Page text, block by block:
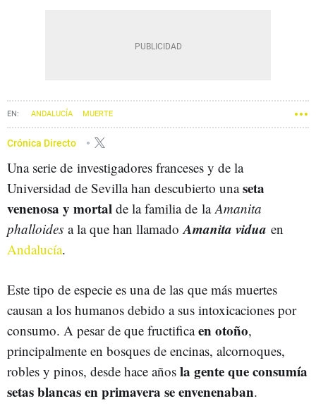
ANDALUCÍA MUERTE
Crónica Directo
Una serie de investigadores franceses y de la
Universidad de Sevilla han descubierto unaseta
venenosa y mortal de la familia de laAmanita
phalloides a la que han llamado Amanita vidua en
Andalucía.
Este tipo de especie es una de las que más muertes
causan a los humanos debido a sus intoxicaciones por
consumo. A pesar de que fructificaenotoño,
principalmente en bosques de encinas, alcornoques,
robles y pinos, desde hace años la gente que consumía
setas blancas en primavera se envenenaban.